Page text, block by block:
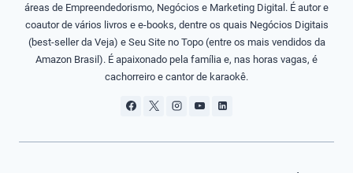
áreas de Empreendedorismo, Negócios e Marketing Digital. É autor e
coautor de vários livros e e-books, dentre os quais Negócios Digitais
(best-seller da Veja) e Seu Site no Topo (entre os mais vendidos da
Amazon Brasil). É apaixonado pela família e, nas horas vagas, é
cachorreiro e cantor de karaokê.